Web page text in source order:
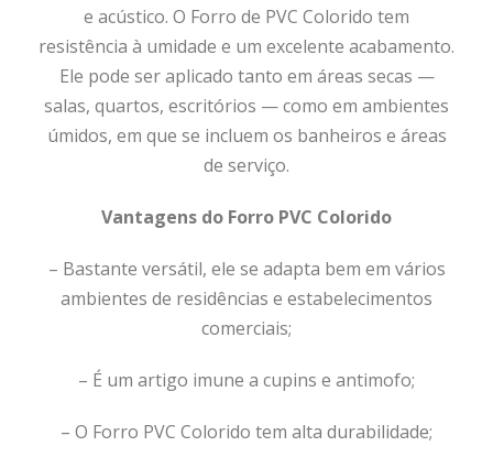
e acústico. O Forro de PVC Colorido tem
resistência à umidade e um excelente acabamento.
Ele pode ser aplicado tanto em áreas secas —
salas, quartos, escritórios — como em ambientes
úmidos, em que se incluem os banheiros e áreas
de serviço.
Vantagens do Forro PVC Colorido
– Bastante versátil, ele se adapta bem em vários
ambientes de residências e estabelecimentos
comerciais;
– É um artigo imune a cupins e antimofo;
– O Forro PVC Colorido tem alta durabilidade;